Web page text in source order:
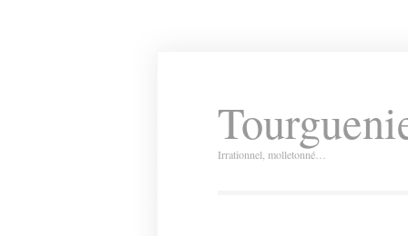
Irrationnel, molletonné…